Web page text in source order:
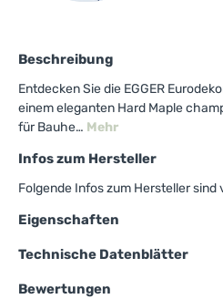
Beschreibung
Entdecken Sie die EGGER
einem eleganten Hard Maple
für Bauhe… Mehr
Infos zum Hersteller
Folgende Infos zum Hersteller sind
Eigenschaften
Technische Datenblätter
Bewertungen